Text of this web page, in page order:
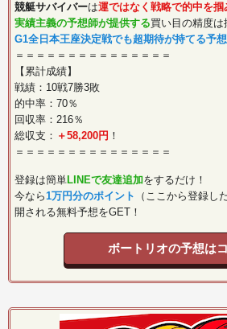
競艇サバイバーは運ではなく戦略で的中を掴
実績主義の予想師が提供する買い目の精度は
G1全日本王座決定戦でも超期待が持てる予想
＝＝＝＝＝＝＝＝＝＝＝＝＝＝＝
【累計成績】
戦績：10戦7勝3敗
的中率：70％
回収率：216％
総収支： ＋58,200円 ！
＝＝＝＝＝＝＝＝＝＝＝＝＝＝＝
登録は簡単LINEで友達追加をするだけ！
今なら1万円分のポイント （ここから登録し
開される無料予想をGET！
ボートリオの予想は